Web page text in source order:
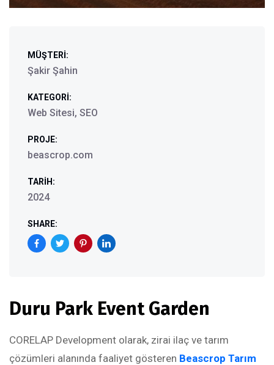
MÜŞTERI:
Şakir Şahin
KATEGORI:
Web Sitesi, SEO
PROJE:
beascrop.com
TARIH:
2024
SHARE:
Duru Park Event Garden
CORELAP Development olarak, zirai ilaç ve tarım
çözümleri alanında faaliyet gösteren Beascrop Tarım